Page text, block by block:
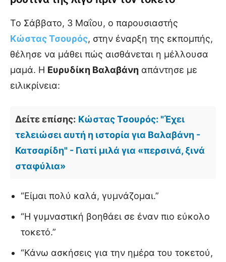
Το Σάββατο, 3 Μαΐου, ο παρουσιαστής
Κώστας Τσουρός, στην έναρξη της εκπομπής,
θέλησε να μάθει πώς αισθάνεται η μέλλουσα
μαμά. Η Ευρυδίκη Βαλαβάνη απάντησε με
ειλικρίνεια:
Δείτε επίσης: Κώστας Τσουρός: "Έχει
τελειώσει αυτή η ιστορία για Βαλαβάνη -
Κατσαρίδη" - Γιατί μιλά για «περσινά, ξινά
σταφύλια»
“Είμαι πολύ καλά, γυμνάζομαι.”
“Η γυμναστική βοηθάει σε έναν πιο εύκολο
τοκετό.”
“Κάνω ασκήσεις για την ημέρα του τοκετού,